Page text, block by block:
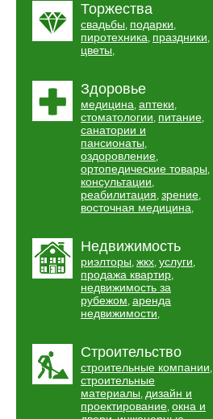
Торжества
свадьбы, подарки,
пиротехника, праздники,
цветы,
Здоровье
медицина, аптеки,
стоматологии, питание,
санатории и
пансионаты,
оздоровление,
ортопедические товары,
консультации,
реабилитация, зрение,
восточная медицина,
Недвижимость
риэлторы, жкх, услуги,
продажа квартир,
недвижимость за
рубежом, аренда
недвижимости,
Строительство
строительные компании,
строительные
материалы, дизайн и
проектирование, окна и